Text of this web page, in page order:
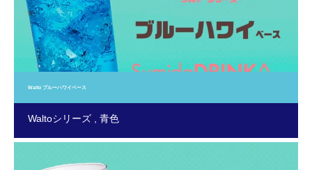
Walto ブルーハワイベース
Waltoシリーズ 青色